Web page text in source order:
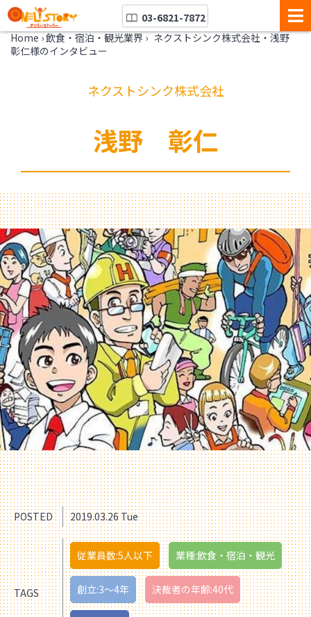
03-6821-7872
Home ›飲食・宿泊・観光業界 › ネクストシンク株式会社・浅野
彰仁様のインタビュー
ネクストシンク株式会社
浅野 彰仁
POSTED 2019.03.26 Tue
TAGS
従業員数:5人以下 業種:飲食・宿泊・観光
創立:3〜4年 決裁者の年齢:40代